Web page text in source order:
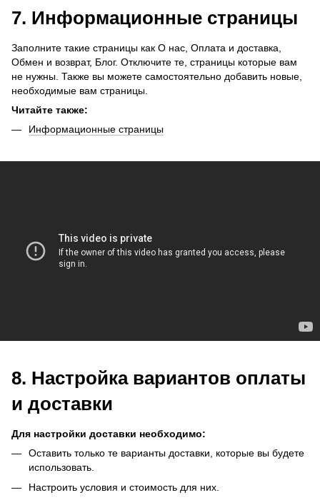
7. Информационные страницы
Заполните такие страницы как О нас, Оплата и доставка,
Обмен и возврат, Блог. Отключите те, страницы которые вам
не нужны. Также вы можете самостоятельно добавить новые,
необходимые вам страницы.
Читайте также:
Информационные страницы
8. Настройка вариантов оплаты
и доставки
Для настройки доставки необходимо:
Оставить только те варианты доставки, которые вы будете
использовать.
Настроить условия и стоимость для них.